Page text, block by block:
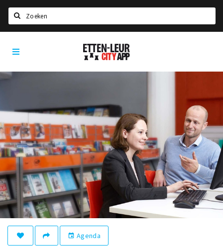
Home
Agenda
Nieuws, interviews & blogs
Eten
Drinken
Slapen
Recreatief
Winkels
Winkelgebieden
Etten-
Leur
event Agenda